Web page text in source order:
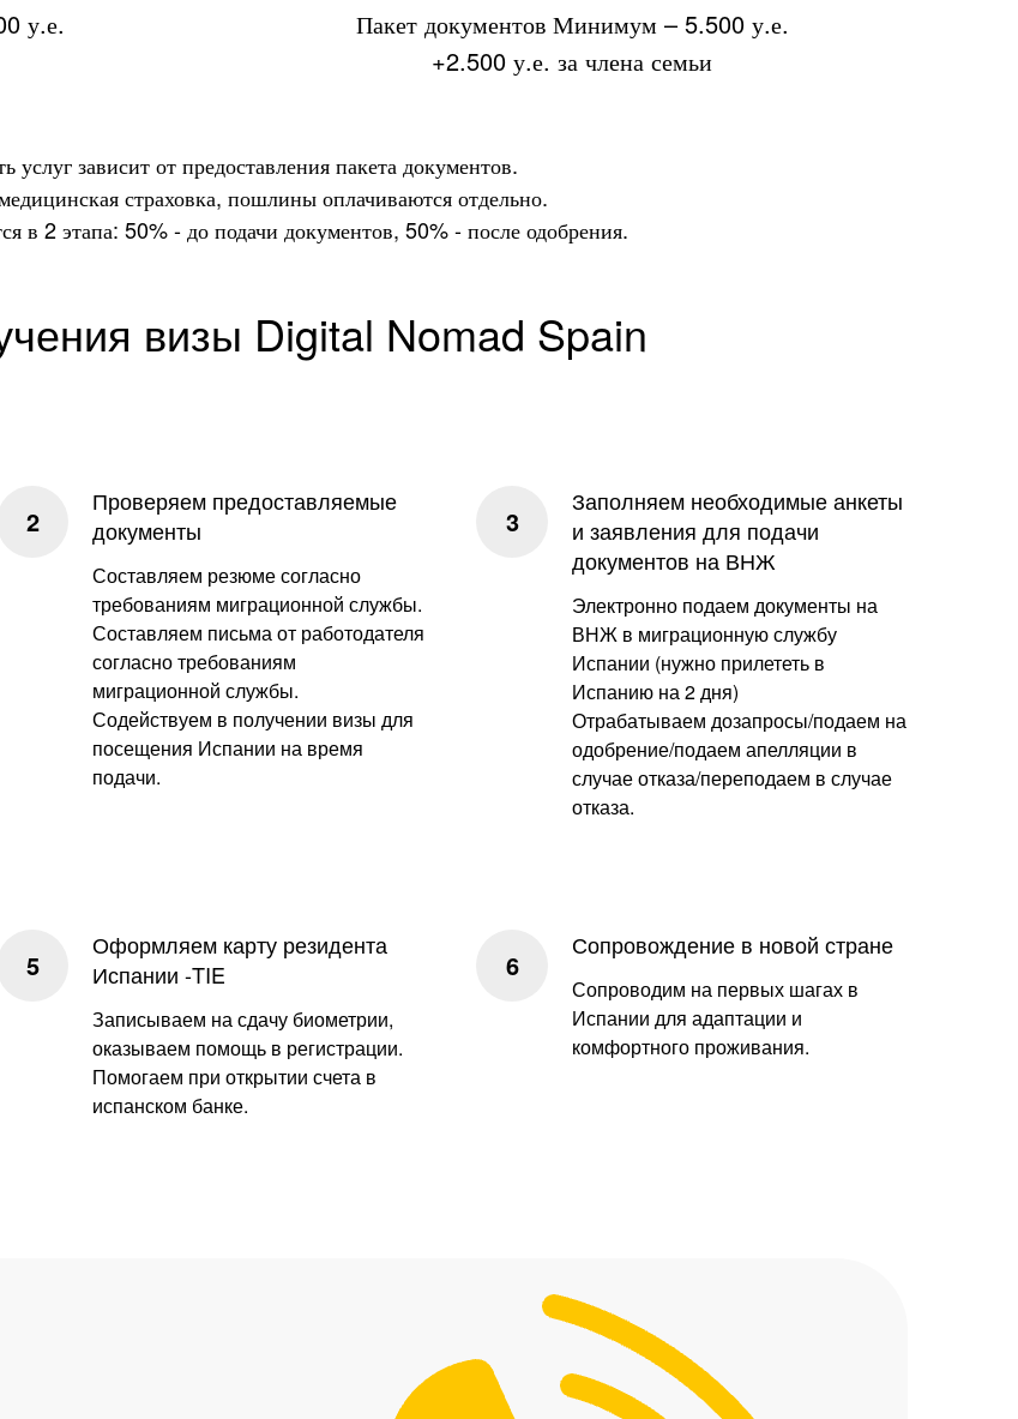
у.е.
Пакет документов Минимум – 5.500 у.е.
+2.500 у.е. за члена семьи
услуг зависит от предоставления пакета документов.
страховка, пошлины оплачиваются отдельно.
в 2 этапа: 50% - до подачи документов, 50% - после одобрения.
визы Digital Nomad Spain
Проверяем предоставляемые
документы
Составляем резюме согласно
требованиям миграционной службы.
Составляем письма от работодателя
согласно требованиям
миграционной службы.
Содействуем в получении визы для
посещения Испании на время
подачи.
Заполняем необходимые анкеты
и заявления для подачи
документов на ВНЖ
Электронно подаем документы на
ВНЖ в миграционную службу
Испании (нужно прилететь в
Испанию на 2 дня)
Отрабатываем дозапросы/подаем на
одобрение/подаем апелляции в
случае отказа/переподаем в случае
отказа.
Оформляем карту резидента
Испании -TIE
Записываем на сдачу биометрии,
оказываем помощь в регистрации.
Помогаем при открытии счета в
испанском банке.
Сопровождение в новой стране
Сопроводим на первых шагах в
Испании для адаптации и
комфортного проживания.